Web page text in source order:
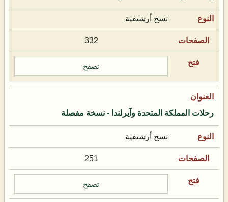
نسخ أرشيفية
332
تصفح
رحلات المملكة المتحدة وآيرلندا - نسخة مفصلة
نسخ أرشيفية
251
تصفح